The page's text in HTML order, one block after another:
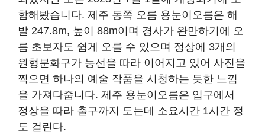
함해봤습니다. 제주 동쪽 오름 용눈이오름은 해
발 247.8m, 높이 88m이며 경사가 완만하기에 오
름 초보자도 쉽게 오를 수 있으며 정상에 3개의
원형분화구가 능선을 따라 이어지고 있어 사진을
찍으면 하나의 예술 작품을 시청하는 듯한 느낌
을 가져다줍니다. 제주 용눈이오름은 입구에서
정상을 따라 출구까지 도는데 소요시간 1시간 정
도 걸린다.